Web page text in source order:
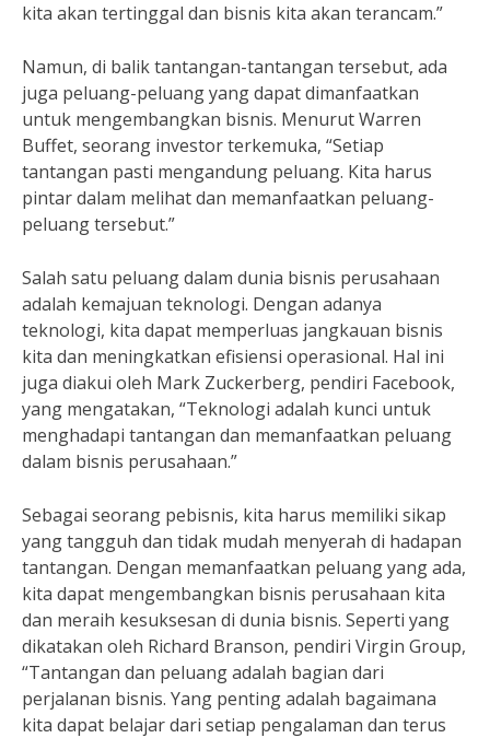
kita akan tertinggal dan bisnis kita akan terancam.”
Namun, di balik tantangan-tantangan tersebut, ada
juga peluang-peluang yang dapat dimanfaatkan
untuk mengembangkan bisnis. Menurut Warren
Buffet, seorang investor terkemuka, “Setiap
tantangan pasti mengandung peluang. Kita harus
pintar dalam melihat dan memanfaatkan peluang-
peluang tersebut.”
Salah satu peluang dalam dunia bisnis perusahaan
adalah kemajuan teknologi. Dengan adanya
teknologi, kita dapat memperluas jangkauan bisnis
kita dan meningkatkan efisiensi operasional. Hal ini
juga diakui oleh Mark Zuckerberg, pendiri Facebook,
yang mengatakan, “Teknologi adalah kunci untuk
menghadapi tantangan dan memanfaatkan peluang
dalam bisnis perusahaan.”
Sebagai seorang pebisnis, kita harus memiliki sikap
yang tangguh dan tidak mudah menyerah di hadapan
tantangan. Dengan memanfaatkan peluang yang ada,
kita dapat mengembangkan bisnis perusahaan kita
dan meraih kesuksesan di dunia bisnis. Seperti yang
dikatakan oleh Richard Branson, pendiri Virgin Group,
“Tantangan dan peluang adalah bagian dari
perjalanan bisnis. Yang penting adalah bagaimana
kita dapat belajar dari setiap pengalaman dan terus